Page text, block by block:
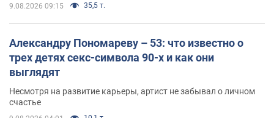
9.08.2026 09:15 35,5 т.
Александру Пономареву – 53: что известно о
трех детях секс-символа 90-х и как они
выглядят
Несмотря на развитие карьеры, артист не забывал о личном
счастье